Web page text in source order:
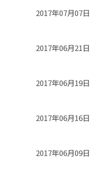
2017年07月07日
2017年06月21日
2017年06月19日
2017年06月16日
2017年06月09日